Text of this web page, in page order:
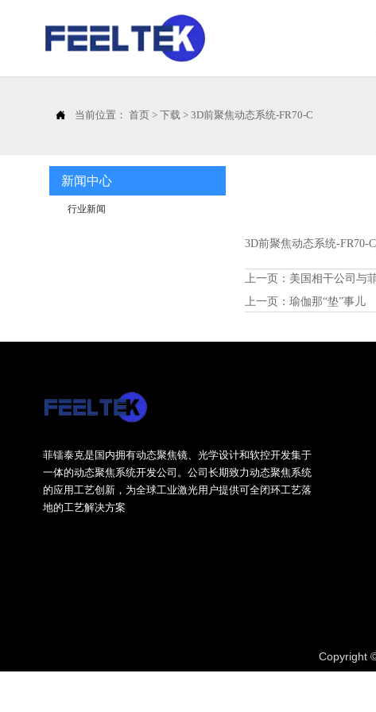
 当前位置：首页 >下载 >3D前聚焦动态系统-FR70-C
新闻中心
行业新闻
3D前聚焦动态系统-FR70-
上一页： 美国相干公司与
上一页：瑜伽那“垫”事儿
菲镭泰克是国内拥有动态聚焦镜、光学设计和软控开发集于
一体的动态聚焦系统开发公司。公司长期致力动态聚焦系统
的应用工艺创新，为全球工业激光用户提供可全闭环工艺落
地的工艺解决方案
Copyright